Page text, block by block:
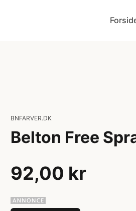
BNFARVER.DK
Belton Free
92,00 kr